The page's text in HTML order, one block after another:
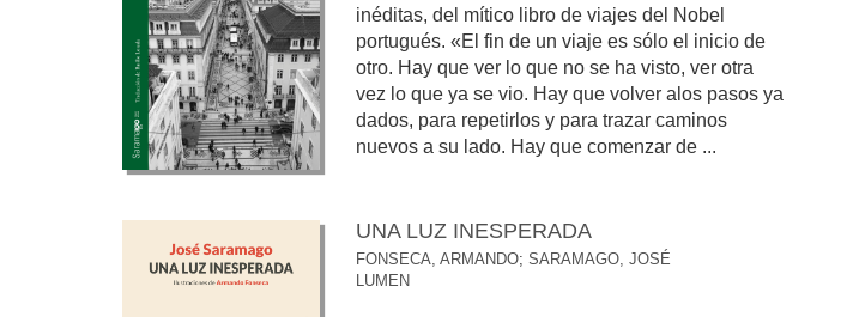
inéditas, del mítico libro de viajes del Nobel
portugués. «El fin de un viaje es sólo el inicio de
otro. Hay que ver lo que no se ha visto, ver otra
vez lo que ya se vio. Hay que volver alos pasos ya
dados, para repetirlos y para trazar caminos
nuevos a su lado. Hay que comenzar de ...
UNA LUZ INESPERADA
FONSECA, ARMANDO; SARAMAGO, JOSÉ
LUMEN